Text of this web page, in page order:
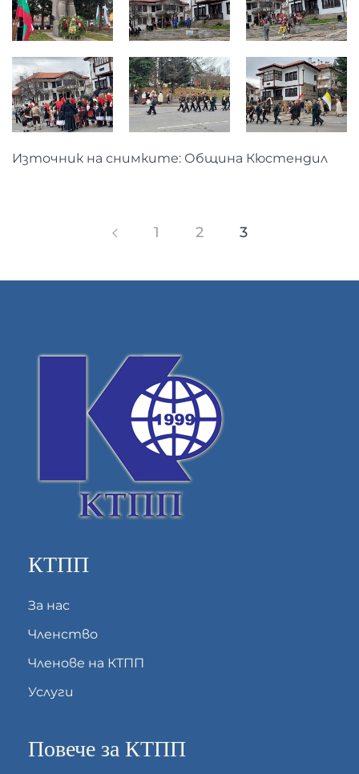
Източник на снимките: Община Кюстендил
1 2 3
КТПП
За нас
Членство
Членове на КТПП
Услуги
Повече за КТПП